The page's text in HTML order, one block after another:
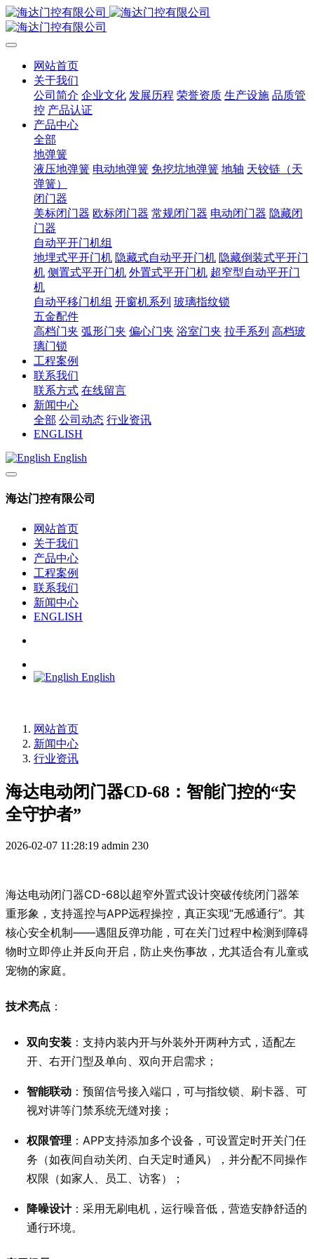
网站首页
关于我们
公司简介 企业文化 发展历程 荣誉资质 生产设施 品质管
控 产品认证
产品中心
全部
地弹簧
液压地弹簧 电动地弹簧 免挖坑地弹簧 地轴 天铰链（天
弹簧）
闭门器
美标闭门器 欧标闭门器 常规闭门器 电动闭门器 隐藏闭
门器
自动平开门机组
地埋式平开门机 隐藏式自动平开门机 隐藏倒装式平开门
机 侧置式平开门机 外置式平开门机 超窄型自动平开门
机
自动平移门机组 开窗机系列 玻璃指纹锁
五金配件
高档门夹 弧形门夹 偏心门夹 浴室门夹 拉手系列 高档玻
璃门锁
工程案例
联系我们
联系方式 在线留言
新闻中心
全部 公司动态 行业资讯
ENGLISH
English
海达门控有限公司
网站首页
关于我们
产品中心
工程案例
联系我们
新闻中心
ENGLISH
English
网站首页
新闻中心
行业资讯
海达电动闭门器CD-68：智能门控的“安
全守护者”
2026-02-07 11:28:19 admin 230
海达电动闭门器CD-68以超窄外置式设计突破传统闭门器笨
重形象，支持遥控与APP远程操控，真正实现“无感通行”。其
核心安全机制——遇阻反弹功能，可在关门过程中检测到障碍
物时立即停止并反向开启，防止夹伤事故，尤其适合有儿童或
宠物的家庭。
技术亮点 ：
双向安装 ：支持内装内开与外装外开两种方式，适配左
开、右开门型及单向、双向开启需求；
智能联动 ：预留信号接入端口，可与指纹锁、刷卡器、可
视对讲等门禁系统无缝对接；
权限管理 ：APP支持添加多个设备，可设置定时开关门任
务（如夜间自动关闭、白天定时通风），并分配不同操作
权限（如家人、员工、访客）；
降噪设计：采用无刷电机，运行噪音低，营造安静舒适的
通行环境。